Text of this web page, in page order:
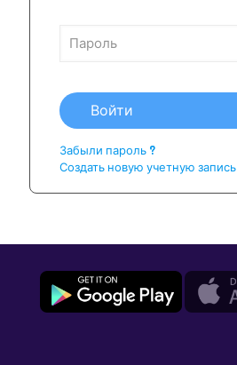
Войти
Забыли пароль ?
Создать новую учетную запись